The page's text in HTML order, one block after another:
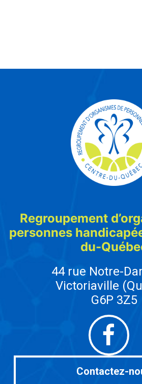
Regroupement
personnes
du-
44 rue Notre-
Victoriaville
G6P 3Z5
Facebook
Contactez-